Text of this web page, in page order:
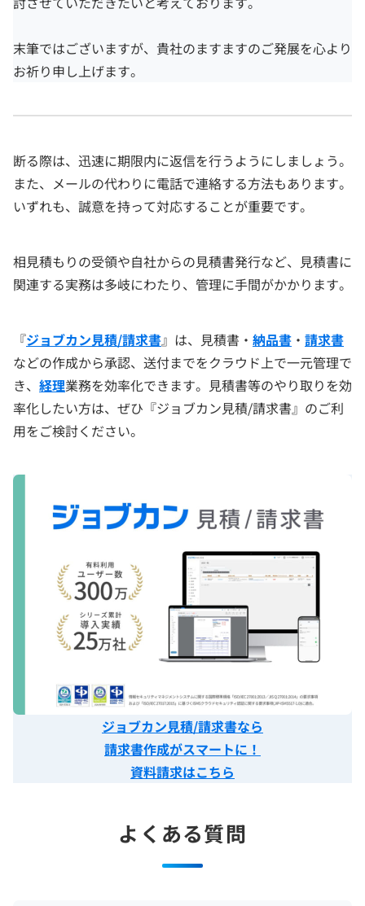
末筆ではございますが、貴社のますますのご発展を心より
お祈り申し上げます。
断る際は、迅速に期限内に返信を行うようにしましょう。
また、メールの代わりに電話で連絡する方法もあります。
いずれも、誠意を持って対応することが重要です。
相見積もりの受領や自社からの見積書発行など、見積書に
関連する実務は多岐にわたり、管理に手間がかかります。
『ジョブカン見積/請求書』は、見積書・ 納品書 ・ 請求書
などの作成から承認、送付までをクラウド上で一元管理で
き、 経理業務を効率化できます。見積書等のやり取りを効
率化したい方は、ぜひ『ジョブカン見積/請求書』のご利
用をご検討ください。
ジョブカン見積/請求書なら
請求書作成がスマートに！
資料請求はこちら
よくある質問